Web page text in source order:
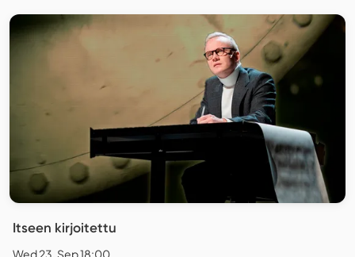
Itseen kirjoitettu
Wed 23. Sep 18:00